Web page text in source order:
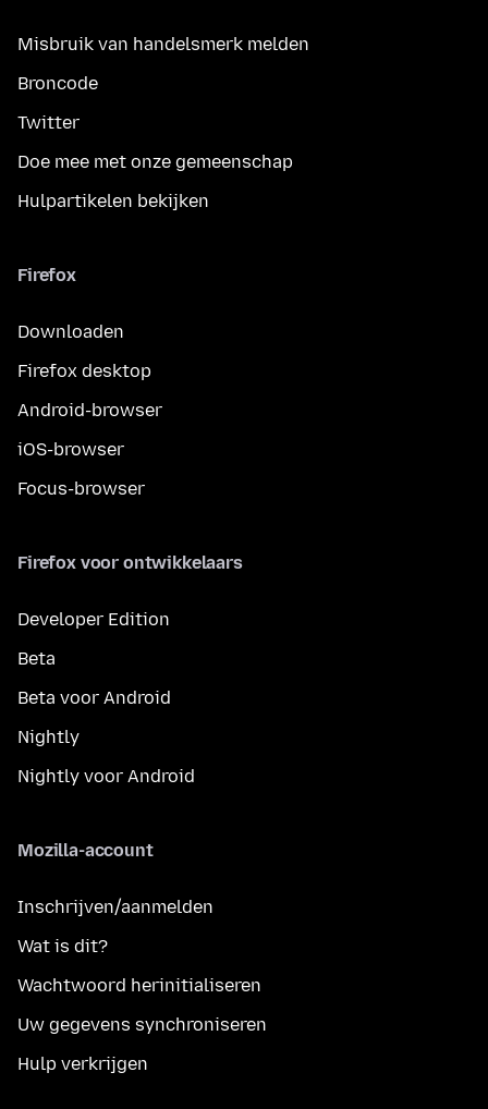
Misbruik van handelsmerk melden
Broncode
Twitter
Doe mee met onze gemeenschap
Hulpartikelen bekijken
Firefox
Downloaden
Firefox desktop
Android-browser
iOS-browser
Focus-browser
Firefox voor ontwikkelaars
Developer Edition
Beta
Beta voor Android
Nightly
Nightly voor Android
Mozilla-account
Inschrijven/aanmelden
Wat is dit?
Wachtwoord herinitialiseren
Uw gegevens synchroniseren
Hulp verkrijgen